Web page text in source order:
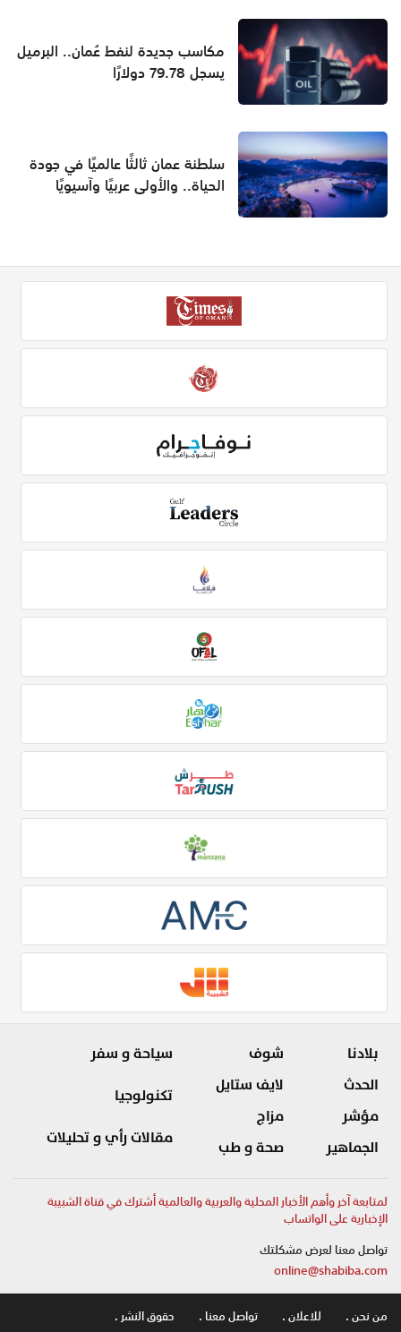
مكاسب جديدة لنفط عُمان.. البرميل
يسجل 79.78 دولارًا
سلطنة عمان ثالثًا عالميًا في جودة
الحياة.. والأولى عربيًا وآسيويًا
بلادنا
الحدث
مؤشر
الجماهير
شوف
لايف ستايل
مزاج
صحة و طب
سياحة و سفر
تكنولوجيا
مقالات رأي و تحليلات
لمتابعة آخر وأهم الأخبار المحلية والعربية والعالمية أشترك في قناة الشبيبة
الإخبارية على الواتساب
تواصل معنا لعرض مشكلتك
online@shabiba.com
من نحن .
للاعلان . تواصل معنا . حقوق النشر .